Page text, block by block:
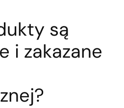
są
i zakazane